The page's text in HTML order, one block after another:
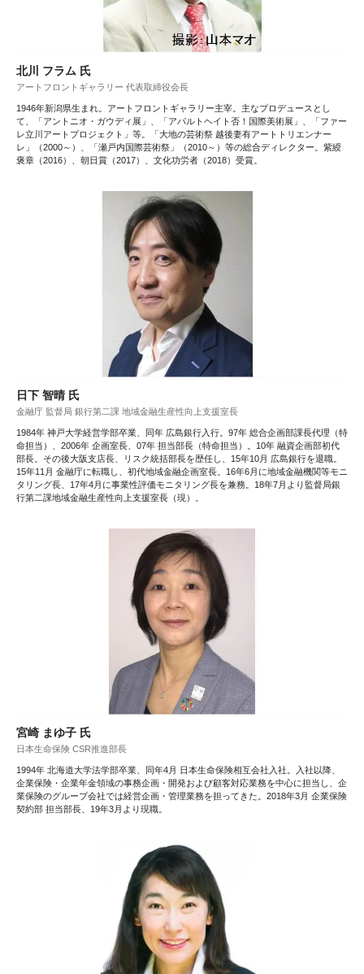
北川 フラム 氏
アートフロントギャラリー 代表取締役会長
1946年新潟県生まれ。アートフロントギャラリー主宰。主なプロデュースとし
て、「アントニオ・ガウディ展」、「アパルトヘイト否！国際美術展」、「ファー
レ立川アートプロジェクト」等。「大地の芸術祭 越後妻有アートトリエンナー
レ」（2000～）、「瀬戸内国際芸術祭」（2010～）等の総合ディレクター。紫綬
褒章（2016）、朝日賞（2017）、文化功労者（2018）受賞。
日下 智晴 氏
金融庁 監督局 銀行第二課 地域金融生産性向上支援室長
1984年 神戸大学経営学部卒業、同年 広島銀行入行。97年 総合企画部課長代理（特
命担当）、2006年 企画室長、07年 担当部長（特命担当）。10年 融資企画部初代
部長。その後大阪支店長、リスク統括部長を歴任し、15年10月 広島銀行を退職。
15年11月 金融庁に転職し、初代地域金融企画室長。16年6月に地域金融機関等モニ
タリング長、17年4月に事業性評価モニタリング長を兼務。18年7月より監督局銀
行第二課地域金融生産性向上支援室長（現）。
宮崎 まゆ子 氏
日本生命保険 CSR推進部長
1994年 北海道大学法学部卒業、同年4月 日本生命保険相互会社入社。入社以降、
企業保険・企業年金領域の事務企画・開発および顧客対応業務を中心に担当し、企
業保険のグループ会社では経営企画・管理業務を担ってきた。2018年3月 企業保険
契約部 担当部長、19年3月より現職。